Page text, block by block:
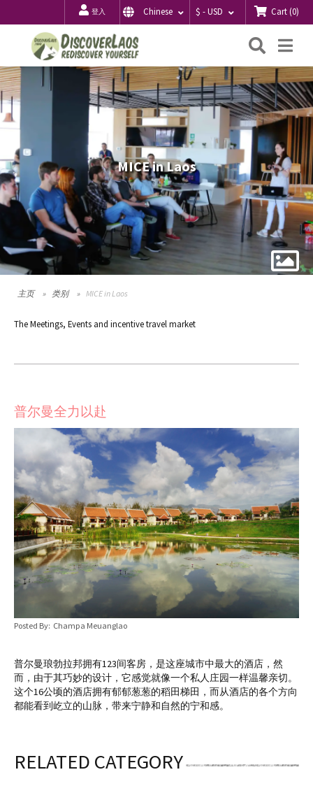
登入 Chinese $ - USD Cart(0)
搜
MICE in Laos
主页 类别 MICE in Laos
The Meetings, Events and incentive travel market
普尔曼全力以赴
Posted By: Champa Meuanglao
普尔曼琅勃拉邦拥有123间客房，是这座城市中最大的酒店，然
而，由于其巧妙的设计，它感觉就像一个私人庄园一样温馨亲切。
这个16公顷的酒店拥有郁郁葱葱的稻田梯田，而从酒店的各个方向
都能看到屹立的山脉，带来宁静和自然的宁和感。
RELATED CATEGORY